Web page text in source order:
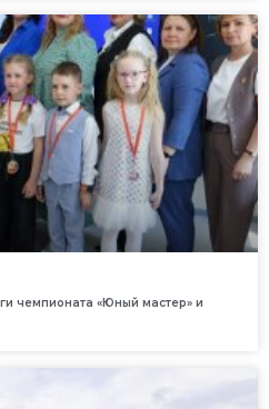
чемпионата «Юный мастер» и